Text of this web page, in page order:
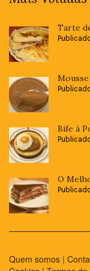
Tarte
Bife à
O
Quem somos |